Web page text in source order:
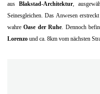
aus Blakstad-Architektur,
Seinesgleichen. Das Anwesen
wahreOase der Ruhe. Dennoch
Lorenzo und ca. 8km vom nächsten